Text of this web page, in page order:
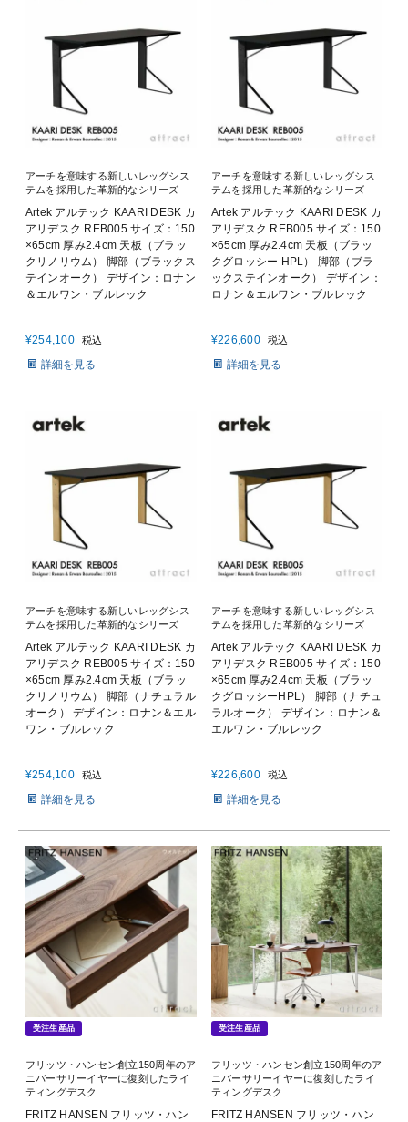
アーチを意味する新しいレッグシス
テムを採用した革新的なシリーズ
Artek アルテック KAARI DESK カ
アリデスク REB005 サイズ：150
×65cm 厚み2.4cm 天板（ブラッ
クリノリウム） 脚部（ブラックス
テインオーク） デザイン：ロナン
＆エルワン・ブルレック
¥254,100 税込
詳細を見る
アーチを意味する新しいレッグシス
テムを採用した革新的なシリーズ
Artek アルテック KAARI DESK カ
アリデスク REB005 サイズ：150
×65cm 厚み2.4cm 天板（ブラッ
クグロッシー HPL） 脚部（ブラ
ックステインオーク） デザイン：
ロナン＆エルワン・ブルレック
¥226,600 税込
詳細を見る
アーチを意味する新しいレッグシス
テムを採用した革新的なシリーズ
Artek アルテック KAARI DESK カ
アリデスク REB005 サイズ：150
×65cm 厚み2.4cm 天板（ブラッ
クリノリウム） 脚部（ナチュラル
オーク） デザイン：ロナン＆エル
ワン・ブルレック
¥254,100 税込
詳細を見る
アーチを意味する新しいレッグシス
テムを採用した革新的なシリーズ
Artek アルテック KAARI DESK カ
アリデスク REB005 サイズ：150
×65cm 厚み2.4cm 天板（ブラッ
クグロッシーHPL） 脚部（ナチュ
ラルオーク） デザイン：ロナン＆
エルワン・ブルレック
¥226,600 税込
詳細を見る
受注生産品
フリッツ・ハンセン創立150周年のア
ニバーサリーイヤーに復刻したライ
ティングデスク
FRITZ HANSEN フリッツ・ハン
受注生産品
フリッツ・ハンセン創立150周年のア
ニバーサリーイヤーに復刻したライ
ティングデスク
FRITZ HANSEN フリッツ・ハン